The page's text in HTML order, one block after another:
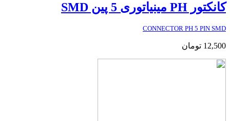
کانکتور PH مینیاتوری 5 پین SMD
CONNECTOR PH 5 PIN SMD
12,500 تومان